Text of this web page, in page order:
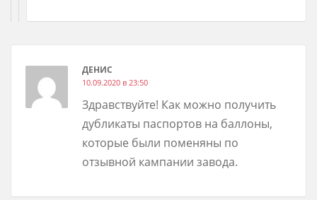
ДЕНИС
10.09.2020 в 23:50
Здравствуйте! Как можно получить
дубликаты паспортов на баллоны,
которые были поменяны по
отзывной кампании завода.